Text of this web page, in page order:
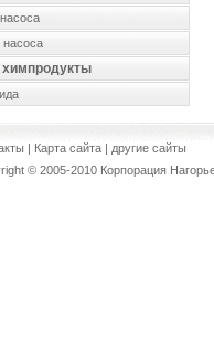
насоса
| Карта сайта | другие сайты
© 2005-2010 Корпорация